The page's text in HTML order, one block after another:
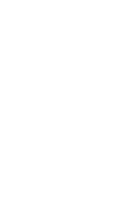
305
6753-0948
、必須項目を
ませんので、ご